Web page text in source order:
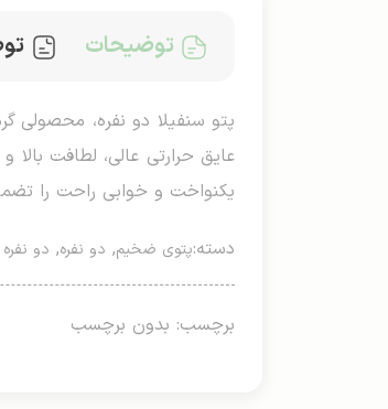
توضیحات
عایق حرارتی عالی، لطافت
یکنواخت و خوابی راحت را
دسته:پتوی ضخیم, دو نفره, دو
برچسب: بدون برچسب